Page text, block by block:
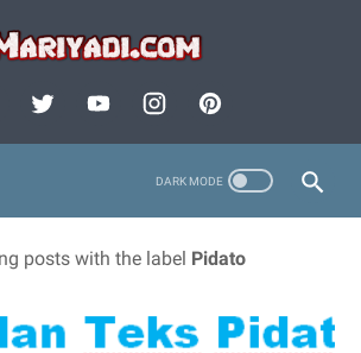
posts with the label Pidato